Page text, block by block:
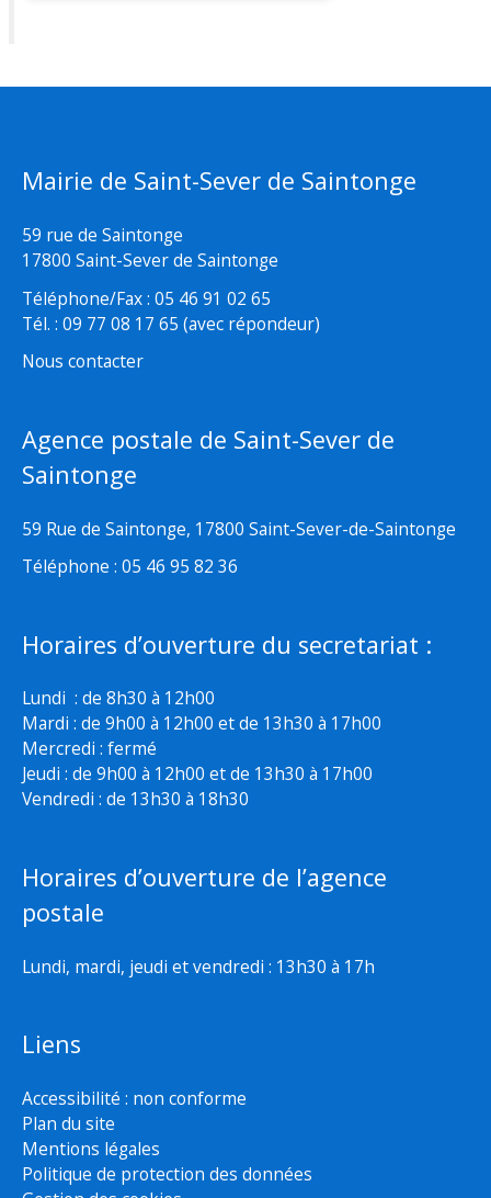
Mairie de Saint-Sever de Saintonge
59 rue de Saintonge
17800 Saint-Sever de Saintonge
Téléphone/Fax : 05 46 91 02 65
Tél. : 09 77 08 17 65 (avec répondeur)
Nous contacter
Agence postale de Saint-Sever de
Saintonge
59 Rue de Saintonge, 17800 Saint-Sever-de-Saintonge
Téléphone : 05 46 95 82 36
Horaires d’ouverture du secretariat :
Lundi : de 8h30 à 12h00
Mardi : de 9h00 à 12h00 et de 13h30 à 17h00
Mercredi : fermé
Jeudi : de 9h00 à 12h00 et de 13h30 à 17h00
Vendredi : de 13h30 à 18h30
Horaires d’ouverture de l’agence
postale
Lundi, mardi, jeudi et vendredi : 13h30 à 17h
Liens
Accessibilité : non conforme
Plan du site
Mentions légales
Politique de protection des données